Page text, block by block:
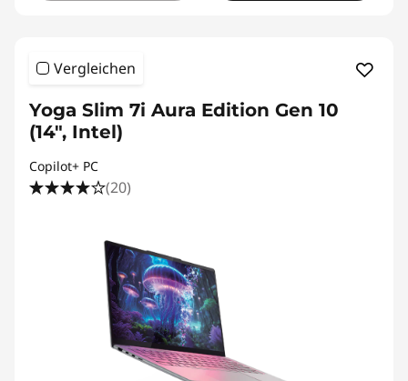
Vergleichen
Yoga Slim 7i Aura Edition Gen 10
(14", Intel)
Copilot+ PC
(20)